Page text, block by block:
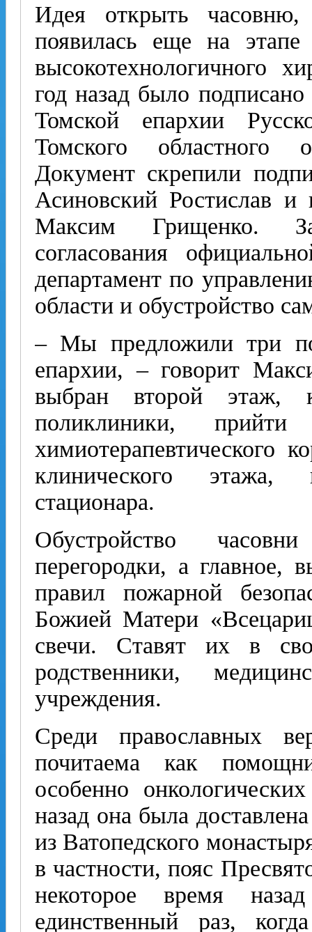
Идея открыть часовню,
появилась еще на этапе
высокотехнологичного
год назад было
Томской епархии
Томского областного
Документ скрепили
Асиновский Ростислав и
Максим Грищенко.
согласования
департамент по
области и обу­стройство
– Мы предложили три
епархии, – говорит
выбран второй этаж,
поликлиники,
химиотерапевтического
клинического
стационара.
Обустройство
перегородки, а главное,
правил пожарной
Божией Матери
свечи. Ставят их в
родственники,
учреждения.
Среди православных
почитаема как
особенно
назад она была
из Ватопедского
в частности, пояс
некоторое время
единственный раз,